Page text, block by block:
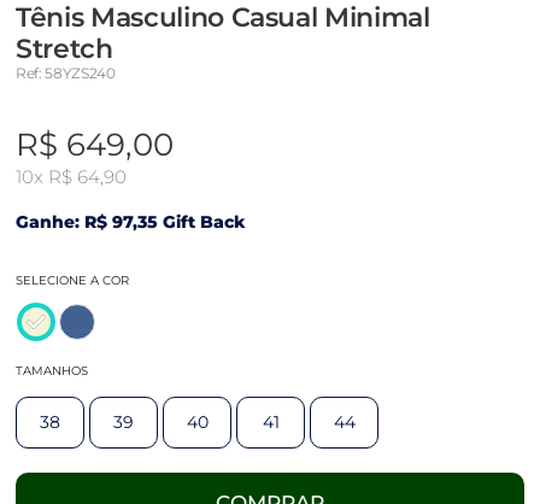
Tênis Masculino Casual Minimal
Stretch
Ref: 58YZS240
R$ 649,00
10x R$ 64,90
Ganhe: R$ 97,35 Gift Back
SELECIONE A COR
TAMANHOS
38 39 40 41 44